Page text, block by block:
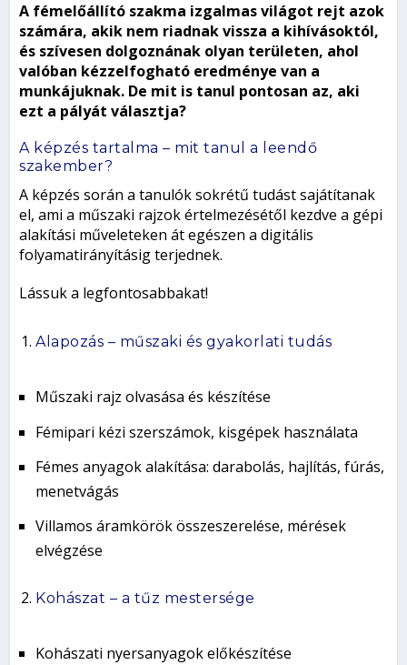
A fémelőállító szakma izgalmas világot rejt azok
számára, akik nem riadnak vissza a kihívásoktól,
és szívesen dolgoznának olyan területen, ahol
valóban kézzelfogható eredménye van a
munkájuknak. De mit is tanul pontosan az, aki
ezt a pályát választja?
A képzés tartalma – mit tanul a leendő
szakember?
A képzés során a tanulók sokrétű tudást sajátítanak
el, ami a műszaki rajzok értelmezésétől kezdve a gépi
alakítási műveleteken át egészen a digitális
folyamatirányításig terjednek.
Lássuk a legfontosabbakat!
Alapozás – műszaki és gyakorlati tudás
Műszaki rajz olvasása és készítése
Fémipari kézi szerszámok, kisgépek használata
Fémes anyagok alakítása: darabolás, hajlítás, fúrás,
menetvágás
Villamos áramkörök összeszerelése, mérések
elvégzése
Kohászat – a tűz mestersége
Kohászati nyersanyagok előkészítése